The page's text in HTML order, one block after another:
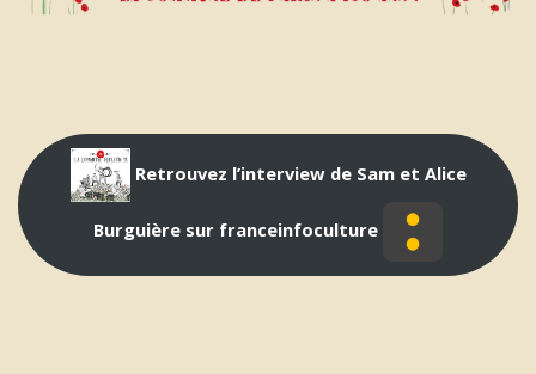
Retrouvez l’interview de Sam et Alice
Burguière sur franceinfoculture